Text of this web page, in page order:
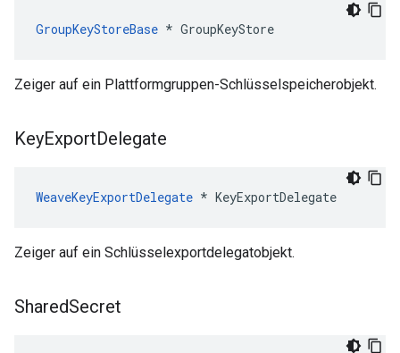
GroupKeyStoreBase * GroupKeyStore
Zeiger auf ein Plattformgruppen-Schlüsselspeicherobjekt.
KeyExportDelegate
WeaveKeyExportDelegate * KeyExportDelegate
Zeiger auf ein Schlüsselexportdelegatobjekt.
SharedSecret